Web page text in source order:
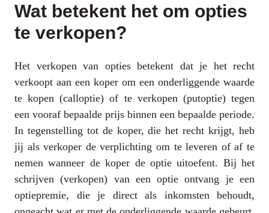
Wat betekent het om opties
te verkopen?
Het verkopen van opties betekent dat je het recht
verkoopt aan een koper om een onderliggende waarde
te kopen (calloptie) of te verkopen (putoptie) tegen
een vooraf bepaalde prijs binnen een bepaalde periode.
In tegenstelling tot de koper, die het recht krijgt, heb
jij als verkoper de verplichting om te leveren of af te
nemen wanneer de koper de optie uitoefent. Bij het
schrijven (verkopen) van een optie ontvang je een
optiepremie, die je direct als inkomsten behoudt,